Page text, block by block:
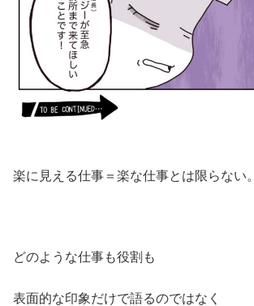
楽に見える仕事＝楽な仕事とは限らない。
どのような仕事も役割も
表面的な印象だけで語るのではなく